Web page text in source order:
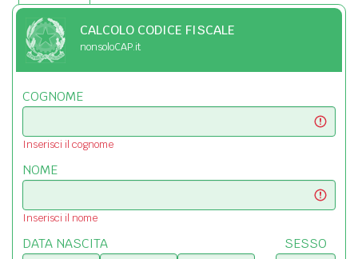
CALCOLO CODICE FISCALE
nonsoloCAP.it
COGNOME
Inserisci il cognome
NOME
Inserisci il nome
DATA NASCITA SESSO